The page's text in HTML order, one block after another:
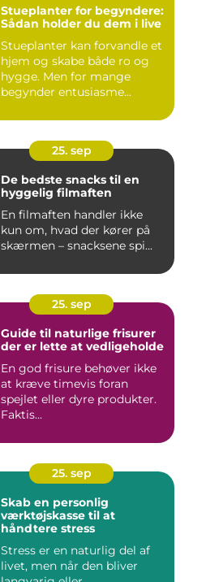
Stueplanter for begyndere:
Sådan holder du dem i live
Stueplanter kan forvandle et
hjem og skabe både ro og
hygge. Men for mange
begynder entusiasme...
25. sep
De bedste snacks til en
hyggelig filmaften
En filmaften handler ikke
kun om, hvad der kører på
skærmen – snacksene spi...
25. sep
Guide til naturlige frisurer
der er lette at vedligeholde
En god frisure behøver ikke
at kræve timevis foran
spejlet eller dyre produkter.
Faktis...
25. sep
Skab en personlig
værktøjskasse til at
håndtere stress
Stress er en naturlig del af
livet, men når den bliver